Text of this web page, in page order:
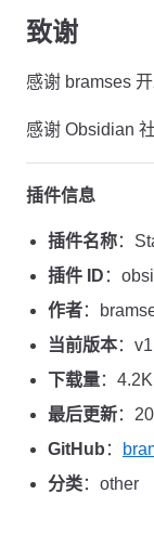
致谢
感谢 bramses
感谢 Obsidian
插件信息
插件名称：
插件 ID ：
作者：
当前版本：
下载量：4.2K
最后更新：
GitHub ：
分类：other